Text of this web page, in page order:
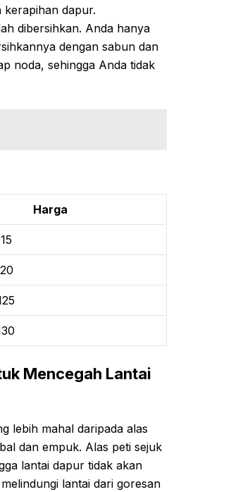
kerapihan dapur.
dibersihkan. Anda hanya
dengan sabun dan
noda, sehingga Anda tidak
Harga
Mencegah Lantai
lebih mahal daripada alas
dan empuk. Alas peti sejuk
lantai dapur tidak akan
lantai dari goresan